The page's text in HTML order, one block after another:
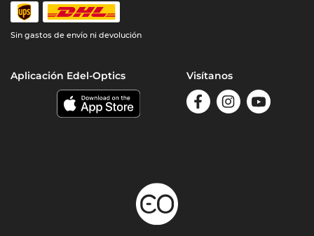
Sin gastos de envío ni devolución
Aplicación Edel-Optics Visítanos